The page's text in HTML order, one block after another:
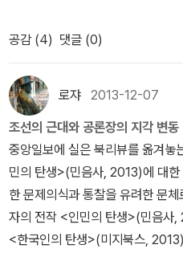
일자리 변화를 바라본다. 당장 5
을 것인가. 이제 변화의 방향을 제
내는 통찰을 키워보자.'내가 하는
지 않지만, 2년 뒤에는 대학생이
야겠다. 서울대 사회학과의 송호
시간>(북극성, 2017)은 이슈 도서
>(나남, 2017)은 '한국의 성장동
수 있듯이 오랜 현장관찰기다. 현
'기업사회학' 책이기도 하다. '제4
기라는 변화의 소용돌이 앞에서
가는가? 정치, 경제 등의 분야를
기까지 한국사회의 모든 영역, 모
그에 앞서 스스로에게 묻는다. ‘나
송호근 교수는 일련의 저작을 통
고 있다. '국민이냐, 시민이냐'라는
제도 더 진지하게 숙고해봐야겠다
로운 책을 펴냈다. <예술수업>(
안톤 체호프 전공자로 그간에 체
학 강의실의 러시아문학 강의를 <
의무늬, 2012)로 묶은 바 있다(<
11)의 개정판이다). 제목에서 알
의 <투명사회>와 문제의식이 비슷
한국사회를 내부적 시각으로 속속
서는 위의 <투명사회>보다는 한 걸
철희JTBC에서 썰전으로 활약중
나왔다. 저자와 출판사에겐 미안한
를 선채 읽었다. 그정도로 그의 정
닐까. 한국의 진보와 보수 그리고
읽어볼 만 하다. 비슷한 시기에 이
해도 당신들 보다 낫겠다>는 한국
로 되돌아 본 책이다. - 송호근송호근의 신작 <좌, 우파에서
공감 (4) 댓글 (0)
로쟈 2013-12-07
조선의 근대와 공론장의 지각 변동
중앙일보에 실은 북리뷰를 옮겨놓
민의 탄생>(민음사, 2013)에 대
한 문제의식과 통찰을 유려한 문
자의 전작 <인민의 탄생>(민음사
<한국인의 탄생>(미지북스,